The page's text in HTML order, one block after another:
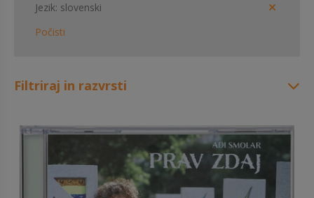
Jezik slovenski
Počisti
Filtriraj in razvrsti